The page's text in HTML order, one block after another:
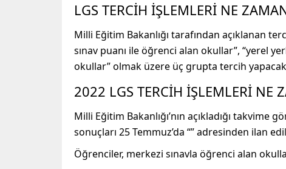
LGS TERCİH İŞLEMLERİ NE
Milli Eğitim Bakanlığı tarafından açıklanan
sınav puanı ile öğrenci alan okullar”, “yerel
okullar” olmak üzere üç grupta tercih
2022 LGS TERCİH İŞLEMLERİ NE
Milli Eğitim Bakanlığı’nın açıkladığı
sonuçları 25 Temmuz’da “” adresinden ilan
Öğrenciler, merkezi sınavla öğrenci alan